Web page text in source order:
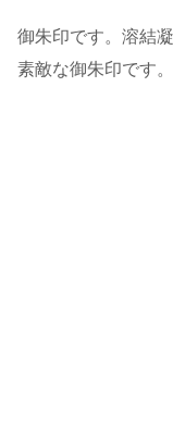
御朱印です。溶結
素敵な御朱印です。